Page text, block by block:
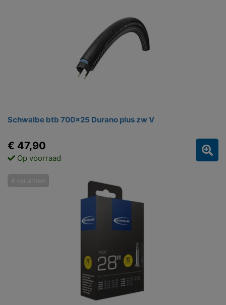
Schwalbe btb 700x25 Durano plus zw V
€ 47,90
Op voorraad
4 varianten